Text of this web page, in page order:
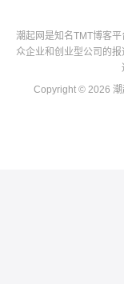
潮起网是知名TMT博客
众企业和创业型公司的
Copyright © 2026 潮